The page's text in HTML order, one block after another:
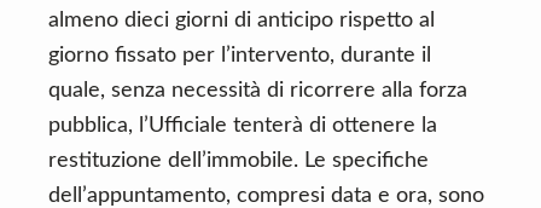
almeno dieci giorni di anticipo rispetto al
giorno fissato per l’intervento, durante il
quale, senza necessità di ricorrere alla forza
pubblica, l’Ufficiale tenterà di ottenere la
restituzione dell’immobile. Le specifiche
dell’appuntamento, compresi data e ora, sono